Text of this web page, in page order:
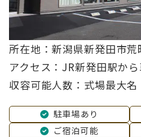
所在地：新潟県新発田市荒
アクセス：JR新発田駅か
収容可能人数：式場最大名
駐車場あり
ご宿泊可能